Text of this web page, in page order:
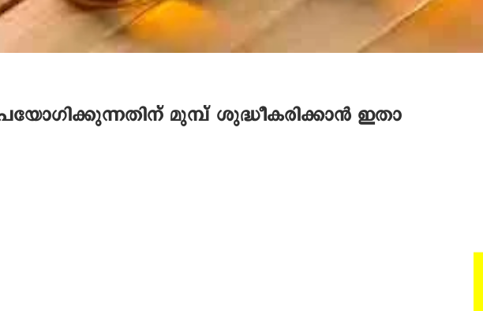
മുമ്പ് ശുദ്ധീകരിക്കാൻ ഇതാ